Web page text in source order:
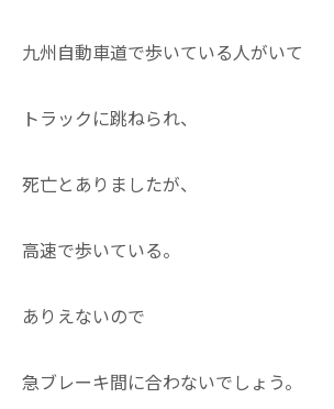
九州自動車道で歩いている人がいて
トラックに跳ねられ、
死亡とありましたが、
高速で歩いている。
ありえないので
急ブレーキ間に合わないでしょう。